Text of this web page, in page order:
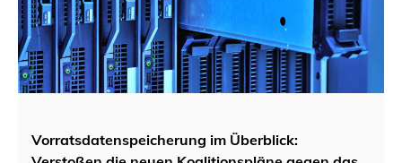
Vorratsdatenspeicherung im Überblick: